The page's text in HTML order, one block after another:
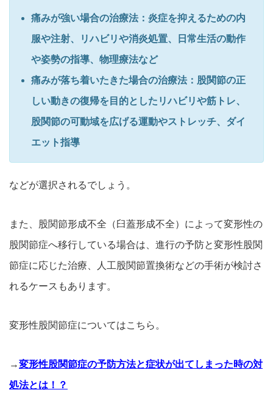
痛みが強い場合の治療法：炎症を抑えるための内
服や注射、リハビリや消炎処置、日常生活の動作
や姿勢の指導、物理療法など
痛みが落ち着いたきた場合の治療法：股関節の正
しい動きの復帰を目的としたリハビリや筋トレ、
股関節の可動域を広げる運動やストレッチ、ダイ
エット指導
などが選択されるでしょう。
また、股関節形成不全（臼蓋形成不全）によって変形性の
股関節症へ移行している場合は、進行の予防と変形性股関
節症に応じた治療、人工股関節置換術などの手術が検討さ
れるケースもあります。
変形性股関節症についてはこちら。
→変形性股関節症の予防方法と症状が出てしまった時の対
処法とは！？